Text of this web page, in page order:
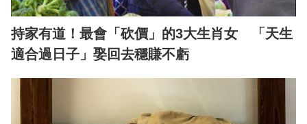
持家有道！最會「砍價」的3大生肖女 「天生
適合過日子」娶回去穩賺不虧